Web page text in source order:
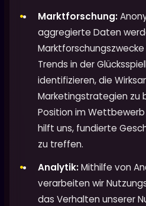
Marktforschung:
aggregierte Daten
Trends in der
identifizieren, die
Marketingstrategien zu
Position im
hilft uns, fundierte
zu treffen.
Analytik:Mithilfe von
verarbeiten wir
das Verhalten unserer